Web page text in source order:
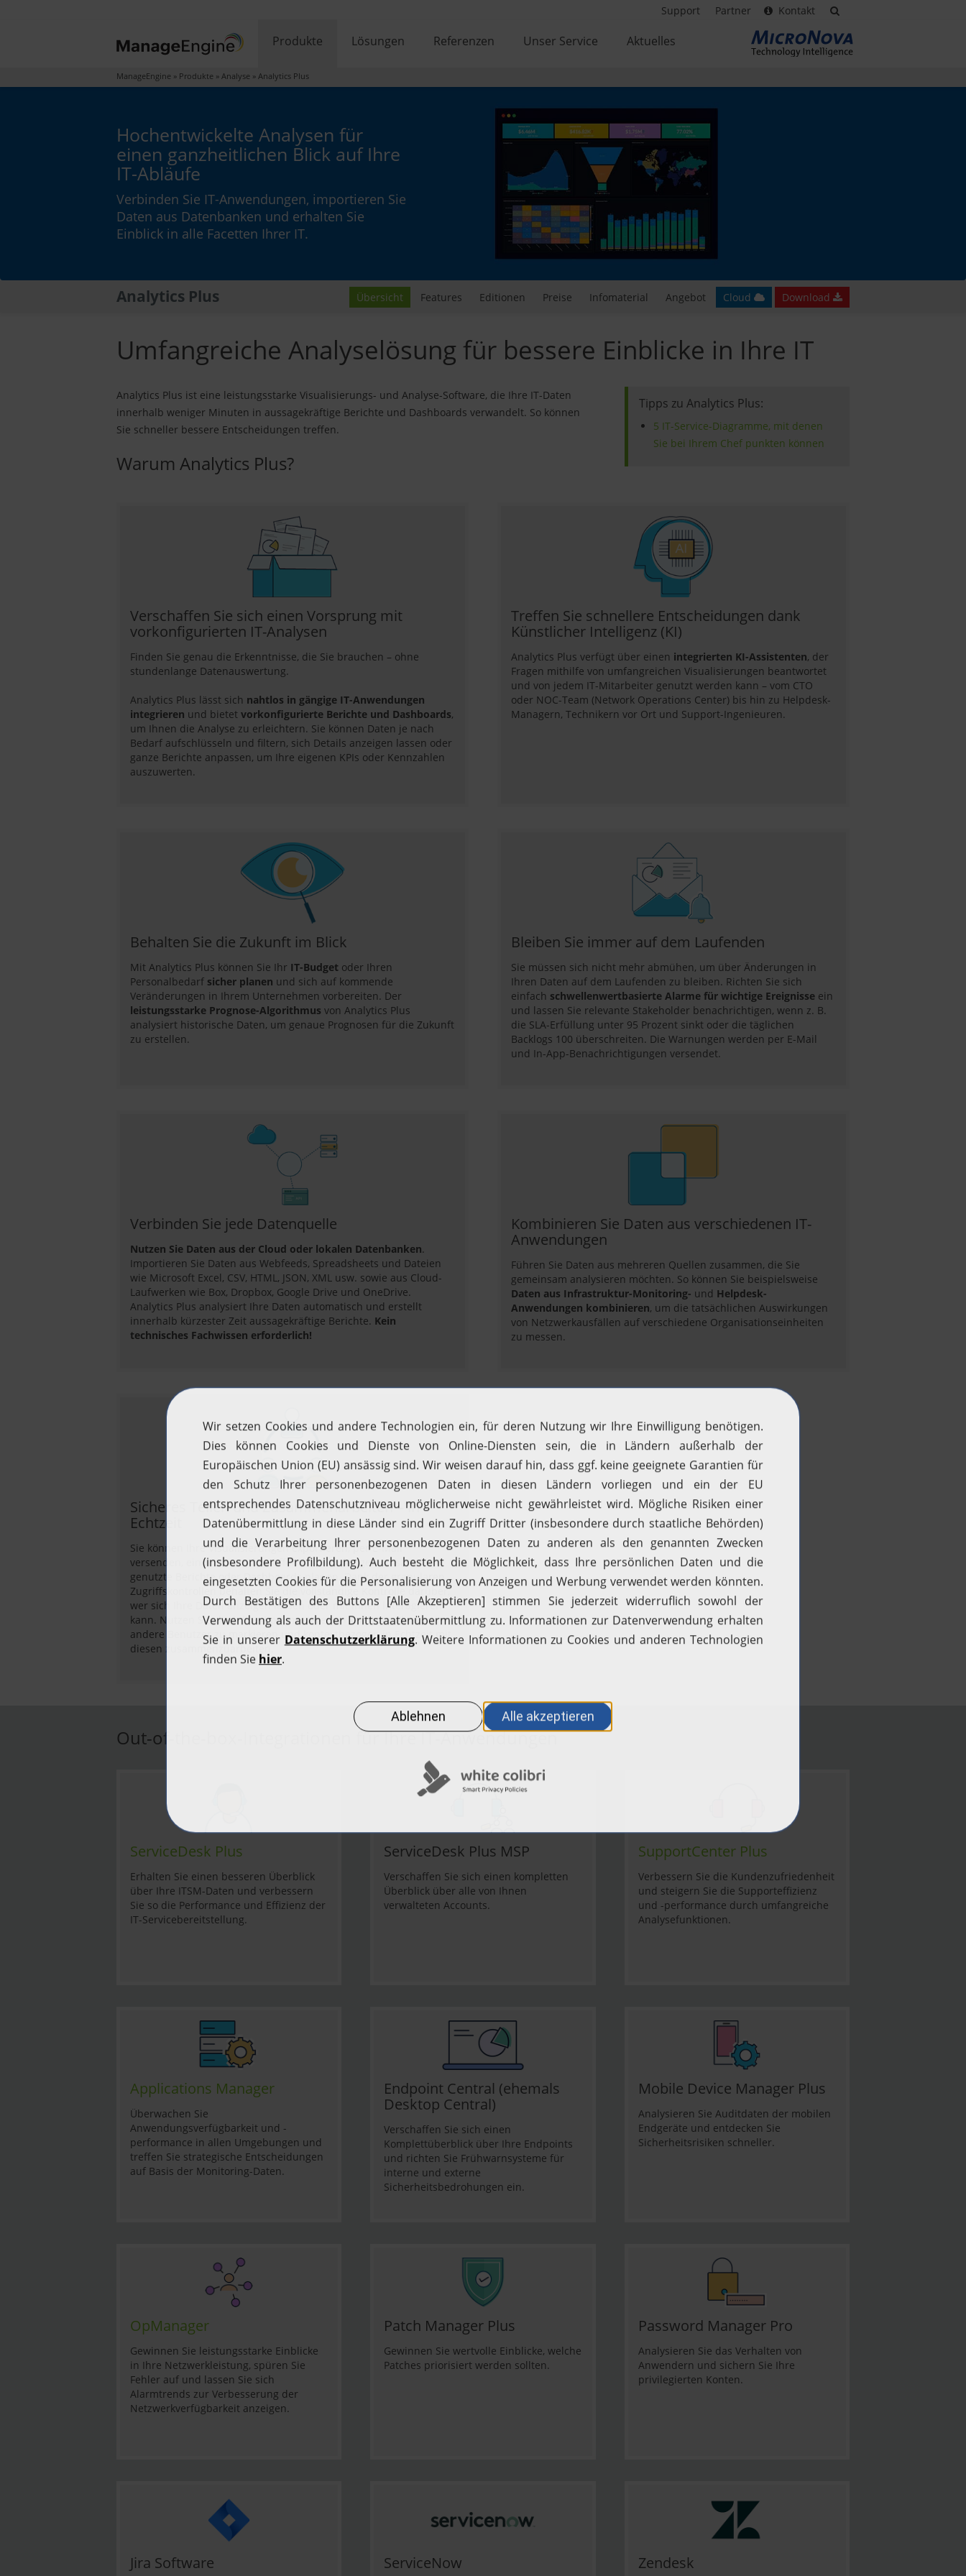
Support Partner Kontakt
Produkte Lösungen Referenzen Unser Service Aktuelles
ManageEngine » Produkte » Analyse » Analytics Plus
Hochentwickelte Analysen für
einen ganzheitlichen Blick auf Ihre
IT-Abläufe
Verbinden Sie IT-Anwendungen, importieren Sie
Daten aus Datenbanken und erhalten Sie
Einblick in alle Facetten Ihrer IT.
Analytics Plus Übersicht Features Editionen Preise Infomaterial Angebot Cloud Download
Umfangreiche Analyselösung für bessere Einblicke in Ihre IT
Analytics Plus ist eine leistungsstarke Visualisierungs- und Analyse-Software, die Ihre IT-Daten
innerhalb weniger Minuten in aussagekräftige Berichte und Dashboards verwandelt. So können
Sie schneller bessere Entscheidungen treffen.
Warum Analytics Plus?
Tipps zu Analytics Plus:
5 IT-Service-Diagramme, mit denen
Sie bei Ihrem Chef punkten können
Verschaffen Sie sich einen Vorsprung mit
vorkonfigurierten IT-Analysen
Finden Sie genau die Erkenntnisse, die Sie brauchen – ohne
stundenlange Datenauswertung.
Analytics Plus lässt sich nahtlos in gängige IT-Anwendungen
integrieren und bietet vorkonfigurierte Berichte und Dashboards,
um Ihnen die Analyse zu erleichtern. Sie können Daten je nach
Bedarf aufschlüsseln und filtern, sich Details anzeigen lassen oder
ganze Berichte anpassen, um Ihre eigenen KPIs oder Kennzahlen
auszuwerten.
Treffen Sie schnellere Entscheidungen dank
Künstlicher Intelligenz (KI)
Analytics Plus verfügt über einen integrierten KI-Assistenten, der
Fragen mithilfe von umfangreichen Visualisierungen beantwortet
und von jedem IT-Mitarbeiter genutzt werden kann – vom CTO
oder NOC-Team (Network Operations Center) bis hin zu Helpdesk-
Managern, Technikern vor Ort und Support-Ingenieuren.
Behalten Sie die Zukunft im Blick
Mit Analytics Plus können Sie Ihr IT-Budget oder Ihren
Personalbedarf sicher planen und sich auf kommende
Veränderungen in Ihrem Unternehmen vorbereiten. Der
leistungsstarke Prognose-Algorithmus von Analytics Plus
analysiert historische Daten, um genaue Prognosen für die Zukunft
zu erstellen.
Bleiben Sie immer auf dem Laufenden
Sie müssen sich nicht mehr abmühen, um über Änderungen in
Ihren Daten auf dem Laufenden zu bleiben. Richten Sie sich
einfach schwellenwertbasierte Alarme für wichtige Ereignisse ein
und lassen Sie relevante Stakeholder benachrichtigen, wenn z. B.
die SLA-Erfüllung unter 95 Prozent sinkt oder die täglichen
Backlogs 100 überschreiten. Die Warnungen werden per E-Mail
und In-App-Benachrichtigungen versendet.
Verbinden Sie jede Datenquelle
Nutzen Sie Daten aus der Cloud oder lokalen Datenbanken.
Importieren Sie Daten aus Webfeeds, Spreadsheets und Dateien
wie Microsoft Excel, CSV, HTML, JSON, XML usw. sowie aus Cloud-
Laufwerken wie Box, Dropbox, Google Drive und OneDrive.
Analytics Plus analysiert Ihre Daten automatisch und erstellt
innerhalb kürzester Zeit aussagekräftige Berichte. Kein
technisches Fachwissen erforderlich!
Kombinieren Sie Daten aus verschiedenen IT-
Anwendungen
Führen Sie Daten aus mehreren Quellen zusammen, die Sie
gemeinsam analysieren möchten. So können Sie beispielsweise
Daten aus Infrastruktur-Monitoring- und Helpdesk-
Anwendungen kombinieren, um die tatsächlichen Auswirkungen
von Netzwerkausfällen auf verschiedene Organisationseinheiten
zu messen.
Sicheres Teilen und Zusammenarbeiten – in
Echtzeit
Sie können Ihre Visualisierungen exportieren, per E-Mail
versenden, einbetten und veröffentlichen oder gemeinsam
genutzte Berichte oder Dashboards planen. Dank der granularen
Zugriffskontrollen behalten Sie die vollständige Kontrolle darüber,
wer sich Ihre Daten anzeigen lassen oder mit ihnen interagieren
kann. Nutzen Sie die Inline-Kommentare von Analytics Plus, um
andere Benutzer zu markieren und kontextbezogen in Echtzeit mit
diesen zusammenzuarbeiten.
Out-of-the-box-Integrationen für Ihre IT-Anwendungen
ServiceDesk Plus
Erhalten Sie einen besseren Überblick
über Ihre ITSM-Daten und verbessern
Sie so die Performance und Effizienz der
IT-Servicebereitstellung.
ServiceDesk Plus MSP
Verschaffen Sie sich einen kompletten
Überblick über alle von Ihnen
verwalteten Accounts.
SupportCenter Plus
Verbessern Sie die Kundenzufriedenheit
und steigern Sie die Supporteffizienz
und -performance durch umfangreiche
Analysefunktionen.
Applications Manager
Überwachen Sie
Anwendungsverfügbarkeit und -
performance in allen Umgebungen und
treffen Sie strategische Entscheidungen
auf Basis der Monitoring-Daten.
Endpoint Central (ehemals
Desktop Central)
Verschaffen Sie sich einen
Komplettüberblick über Ihre Endpoints
und richten Sie Frühwarnsysteme für
interne und externe
Sicherheitsbedrohungen ein.
Mobile Device Manager Plus
Analysieren Sie Auditdaten der mobilen
Endgeräte und entdecken Sie
Sicherheitsrisiken schneller.
OpManager
Gewinnen Sie leistungsstarke Einblicke
in Ihre Netzwerkleistung, spüren Sie
Fehler auf und lassen Sie sich
Alarmtrends zur Verbesserung der
Netzwerkverfügbarkeit anzeigen.
Patch Manager Plus
Gewinnen Sie wertvolle Einblicke, welche
Patches priorisiert werden sollten.
Password Manager Pro
Analysieren Sie das Verhalten von
Anwendern und sichern Sie Ihre
privilegierten Konten.
Jira Software ServiceNow Zendesk